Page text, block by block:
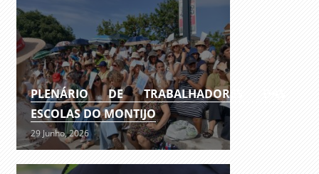
PLENÁRIO DE TRABALHADORES DAS
ESCOLAS DO MONTIJO
29 Junho, 2026